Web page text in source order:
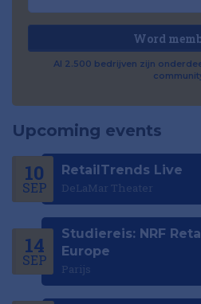
Word
Al 2.500 bedrijven zijn
Upcoming events
10
SEP
RetailTrends Live
DeLaMar Theater
14
SEP
Studiereis: NRF
Europe
Parijs